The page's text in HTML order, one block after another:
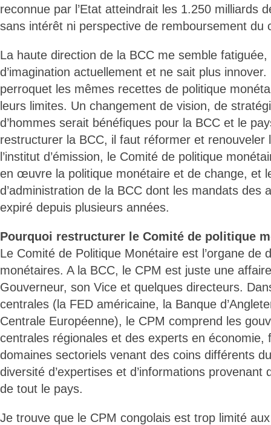
reconnue par l’Etat atteindrait les 1.250 milliards
sans intérêt ni perspective de remboursement du
La haute direction de la BCC me semble
d’imagination actuellement et ne sait plus
perroquet les mêmes recettes de politique
leurs limites. Un changement de vision, de
d’hommes serait bénéfiques pour la BCC et le
restructurer la BCC, il faut réformer et renouveler
l’institut d’émission, le Comité de politique
en œuvre la politique monétaire et de change, et
d’administration de la BCC dont les mandats des
expiré depuis plusieurs années.
Pourquoi restructurer le Comité de politique
Le Comité de Politique Monétaire est l’organe de
monétaires. A la BCC, le CPM est juste une
Gouverneur, son Vice et quelques directeurs.
centrales (la FED américaine, la Banque
Centrale Européenne), le CPM comprend les
centrales régionales et des experts en économie,
domaines sectoriels venant des coins différents
diversité d’expertises et d’informations
de tout le pays.
Je trouve que le CPM congolais est trop limité